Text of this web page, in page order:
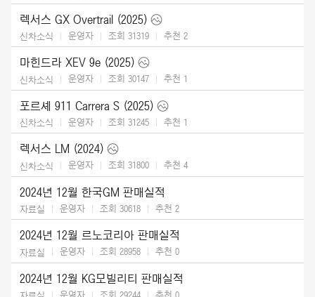
렉서스 GX Overtrail (2025)
신차소식 운영자 조회 31319 추천 2
마힌드라 XEV 9e (2025)
신차소식 운영자 조회 30147 추천 1
포르셰 911 Carrera S (2025)
신차소식 운영자 조회 31245 추천 1
렉서스 LM (2024)
신차소식 운영자 조회 31800 추천 4
2024년 12월 한국GM 판매실적
자료실 운영자 조회 30618 추천 2
2024년 12월 르노코리아 판매실적
자료실 운영자 조회 28958 추천 0
2024년 12월 KG모빌리티 판매실적
운영자 조회 29244 추천 0